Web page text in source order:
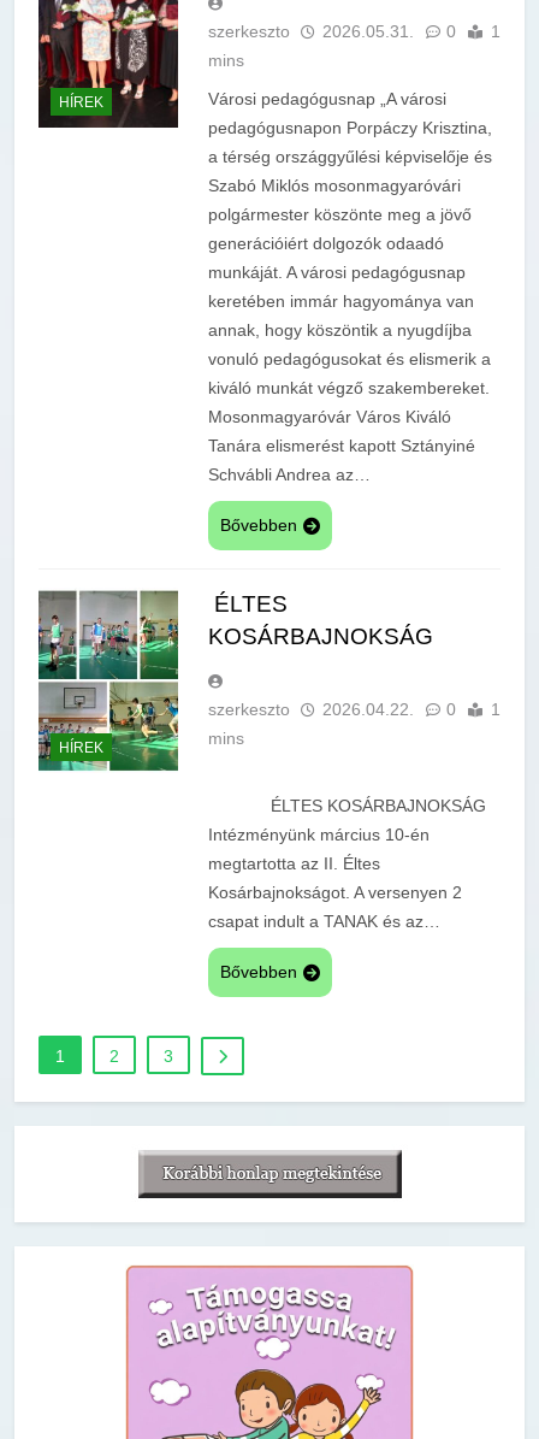
HÍREK
szerkeszto 2026.05.31. 0
1
mins
Városi pedagógusnap „A városi
pedagógusnapon Porpáczy Krisztina,
a térség országgyűlési képviselője és
Szabó Miklós mosonmagyaróvári
polgármester köszönte meg a jövő
generációiért dolgozók odaadó
munkáját. A városi pedagógusnap
keretében immár hagyománya van
annak, hogy köszöntik a nyugdíjba
vonuló pedagógusokat és elismerik a
kiváló munkát végző szakembereket.
Mosonmagyaróvár Város Kiváló
Tanára elismerést kapott Sztányiné
Schvábli Andrea az…
Bővebben
HÍREK
ÉLTES
KOSÁRBAJNOKSÁG
szerkeszto 2026.04.22. 0
1
mins
ÉLTES KOSÁRBAJNOKSÁG
Intézményünk március 10-én
megtartotta az II. Éltes
Kosárbajnokságot. A versenyen 2
csapat indult a TANAK és az…
Bővebben
1 2 3